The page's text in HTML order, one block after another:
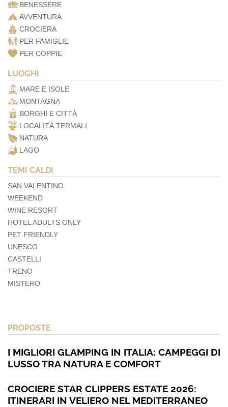
BENESSERE
AVVENTURA
CROCIERA
PER FAMIGLIE
PER COPPIE
LUOGHI
MARE E ISOLE
MONTAGNA
BORGHI E CITTÀ
LOCALITÀ TERMALI
NATURA
LAGO
TEMI CALDI
SAN VALENTINO
WEEKEND
WINE RESORT
HOTEL ADULTS ONLY
PET FRIENDLY
UNESCO
CASTELLI
TRENO
MISTERO
PROPOSTE
I MIGLIORI GLAMPING IN ITALIA: CAMPEGGI DI
LUSSO TRA NATURA E COMFORT
CROCIERE STAR CLIPPERS ESTATE 2026:
ITINERARI IN VELIERO NEL MEDITERRANEO